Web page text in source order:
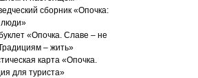
сборник «Опочка:
«Опочка. Славе – не
– жить»
карта «Опочка.
для туриста»